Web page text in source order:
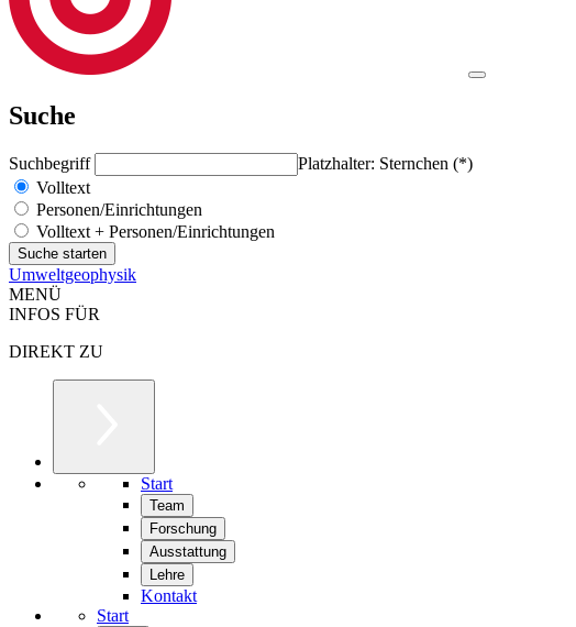
Suche
Suchbegriff
Platzhalter: Sternchen (*)
Volltext
Personen/Einrichtungen
Volltext + Personen/Einrichtungen
Umweltgeophysik
MENÜ
INFOS FÜR
DIREKT ZU
Start
Team
Forschung
Ausstattung
Lehre
Kontakt
Start